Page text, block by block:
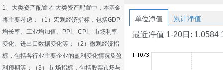
1、大类资产配置 在大类资产配置中，本基金
将主要考虑：（1）宏观经济指标，包括GDP
增长率、工业增加值、PPI、CPI、市场利率
变化、进出口数据变化等；（2）微观经济指
标，包括各行业主要企业的盈利变化情况及盈
利预期等；（3）市 场指标，包括股票市场与
单位净值 累计净值
最近净值 1-20日: 1.0584